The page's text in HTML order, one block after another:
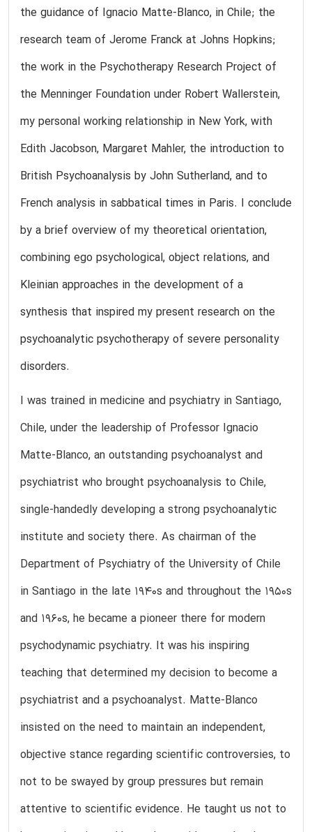
the guidance of Ignacio Matte-Blanco, in Chile; the
research team of Jerome Franck at Johns Hopkins;
the work in the Psychotherapy Research Project of
the Menninger Foundation under Robert Wallerstein,
my personal working relationship in New York, with
Edith Jacobson, Margaret Mahler, the introduction to
British Psychoanalysis by John Sutherland, and to
French analysis in sabbatical times in Paris. I conclude
by a brief overview of my theoretical orientation,
combining ego psychological, object relations, and
Kleinian approaches in the development of a
synthesis that inspired my present research on the
psychoanalytic psychotherapy of severe personality
disorders.
I was trained in medicine and psychiatry in Santiago,
Chile, under the leadership of Professor Ignacio
Matte-Blanco, an outstanding psychoanalyst and
psychiatrist who brought psychoanalysis to Chile,
single-handedly developing a strong psychoanalytic
institute and society there. As chairman of the
Department of Psychiatry of the University of Chile
in Santiago in the late 1940s and throughout the 1950s
and 1960s, he became a pioneer there for modern
psychodynamic psychiatry. It was his inspiring
teaching that determined my decision to become a
psychiatrist and a psychoanalyst. Matte-Blanco
insisted on the need to maintain an independent,
objective stance regarding scientific controversies, to
not to be swayed by group pressures but remain
attentive to scientific evidence. He taught us not to